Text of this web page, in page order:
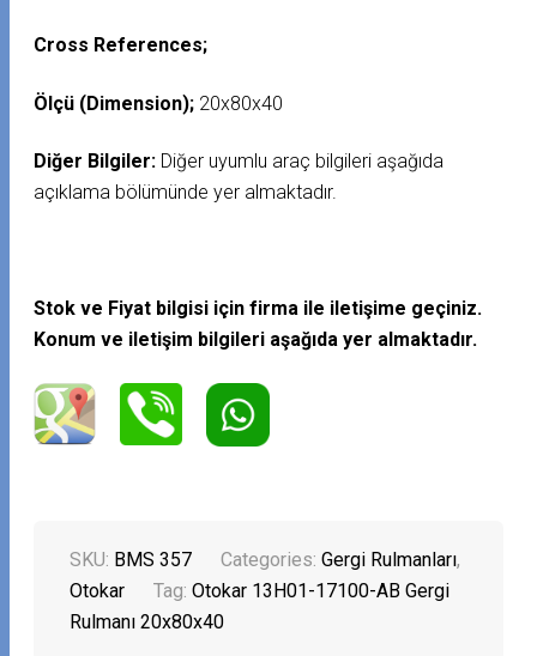
Cross References;
Ölçü (Dimension); 20x80x40
Diğer Bilgiler: Diğer uyumlu araç bilgileri aşağıda
açıklama bölümünde yer almaktadır.
Stok ve Fiyat bilgisi için firma ile iletişime geçiniz.
Konum ve iletişim bilgileri aşağıda yer almaktadır.
SKU: BMS 357 Categories:Gergi Rulmanları,
Otokar
Tag:Otokar 13H01-17100-AB Gergi
Rulmanı 20x80x40